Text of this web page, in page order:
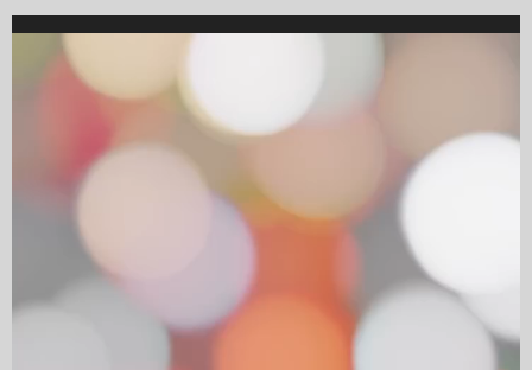
Video
Player